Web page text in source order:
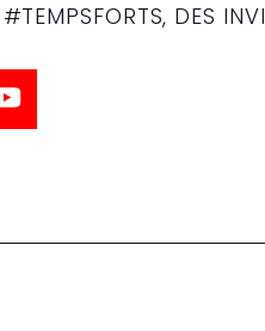
#TEMPSFORTS, DES